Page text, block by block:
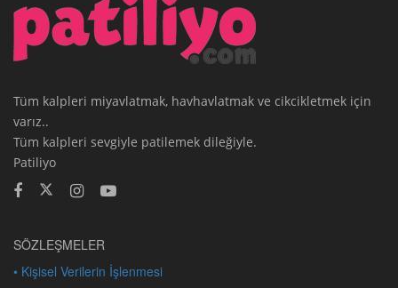
Tüm kalpleri miyavlatmak, havhavlatmak ve cikcikletmek için
varız..
Tüm kalpleri sevgiyle patilemek dileğiyle.
Patiliyo
SÖZLEŞMELER
• Kişisel Verilerin İşlenmesi